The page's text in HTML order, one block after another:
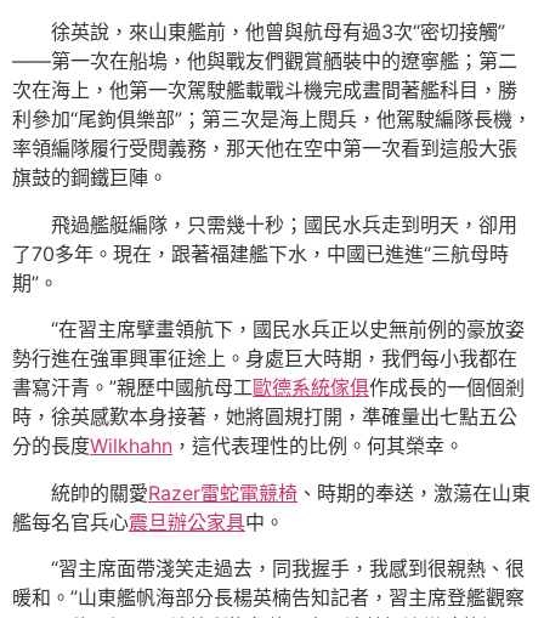
徐英說，來山東艦前，他曾與航母有過3次“密切接觸”
——第一次在船塢，他與戰友們觀賞舾裝中的遼寧艦；第二
次在海上，他第一次駕駛艦載戰斗機完成晝間著艦科目，勝
利參加“尾鉤俱樂部”；第三次是海上閱兵，他駕駛編隊長機，
率領編隊履行受閱義務，那天他在空中第一次看到這般大張
旗鼓的鋼鐵巨陣。
飛過艦艇編隊，只需幾十秒；國民水兵走到明天，卻用
了70多年。現在，跟著福建艦下水，中國已進進“三航母時
期”。
“在習主席擘畫領航下，國民水兵正以史無前例的豪放姿
勢行進在強軍興軍征途上。身處巨大時期，我們每小我都在
書寫汗青。”親歷中國航母工歐德系統傢俱作成長的一個個剎
時，徐英感歎本身接著，她將圓規打開，準確量出七點五公
分的長度Wilkhahn ，這代表理性的比例。何其榮幸。
統帥的關愛Razer雷蛇電競椅 、時期的奉送，激蕩在山東
艦每名官兵心震旦辦公家具中。
“習主席面帶淺笑走過去，同我握手，我感到很親熱、很
暖和。”山東艦帆海部分長楊英楠告知記者，習主席登艦觀察